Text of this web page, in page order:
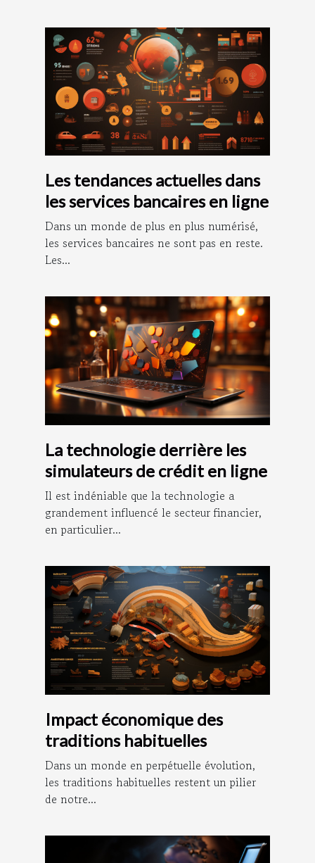
Les tendances actuelles dans
les services bancaires en ligne
Dans un monde de plus en plus numérisé,
les services bancaires ne sont pas en reste.
Les...
La technologie derrière les
simulateurs de crédit en ligne
Il est indéniable que la technologie a
grandement influencé le secteur financier,
en particulier...
Impact économique des
traditions habituelles
Dans un monde en perpétuelle évolution,
les traditions habituelles restent un pilier
de notre...